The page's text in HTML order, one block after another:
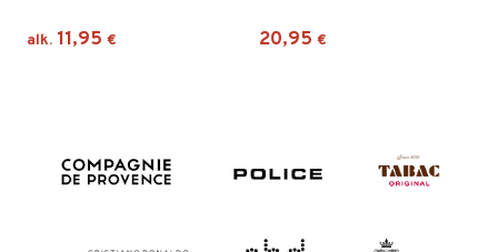
alk. 11,95 € 20,95 €